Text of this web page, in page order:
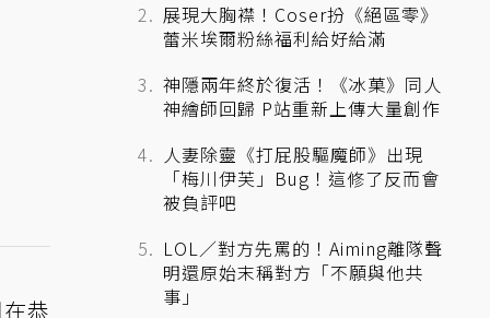
恭
展現大胸襟！Coser扮《絕區零》
蕾米埃爾粉絲福利給好給滿
神隱兩年終於復活！《冰菓》同人
神繪師回歸 P站重新上傳大量創作
人妻除靈《打屁股驅魔師》出現
「梅川伊芙」Bug！這修了反而會
被負評吧
LOL／對方先罵的！Aiming離隊聲
明還原始末稱對方「不願與他共
事」